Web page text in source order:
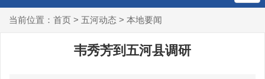
当前位置： 首页 > 五河动态 > 本地要闻
韦秀芳到五河县调研